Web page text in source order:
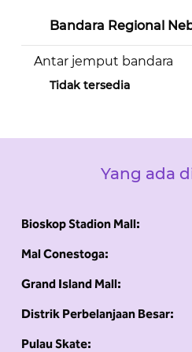
Bandara Regional
Antar jemput bandara
Tidak tersedia
Yang ada
Bioskop Stadion Mall:
Mal Conestoga:
Grand Island Mall:
Distrik Perbelanjaan Besar:
Pulau Skate: